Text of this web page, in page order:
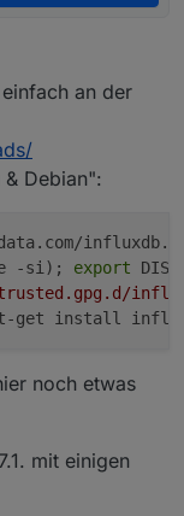
2021, 13:46
an der
Debian":
-si); export
get install
noch etwas
mit einigen